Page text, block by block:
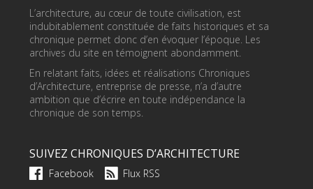
L’architecture, au cœur de toute civilisation, est
indubitablement constituée de faits historiques et sa
chronique permet donc d’en évoquer l’époque. Les
archives du site en témoignent abondamment.
En relatant faits, idées et réalisations Chroniques
d’Architecture, entreprise de presse, n’a d’autre
ambition que d’écrire en toute indépendance la
chronique de son temps.
SUIVEZ CHRONIQUES D’ARCHITECTURE
Facebook Flux RSS